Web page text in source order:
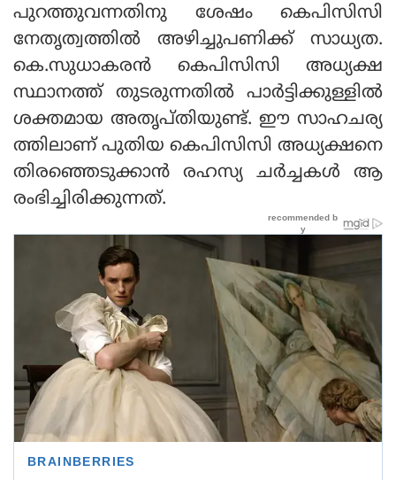
പുറത്തുവന്നതിനു ശേഷം കെപിസിസി
നേതൃത്വത്തില്‍ അഴിച്ചുപണിക്ക് സാധ്യത.
കെ.സുധാകരന്‍ കെപിസിസി അധ്യക്ഷ
സ്ഥാനത്ത് തുടരുന്നതില്‍ പാര്‍ട്ടിക്കുള്ളില്‍
ശക്തമായ അതൃപ്തിയുണ്ട്. ഈ സാഹചര്യ
ത്തിലാണ് പുതിയ കെപിസിസി അധ്യക്ഷനെ
തിരഞ്ഞെടുക്കാന്‍ രഹസ്യ ചര്‍ച്ചകള്‍ ആ
രംഭിച്ചിരിക്കുന്നത്.